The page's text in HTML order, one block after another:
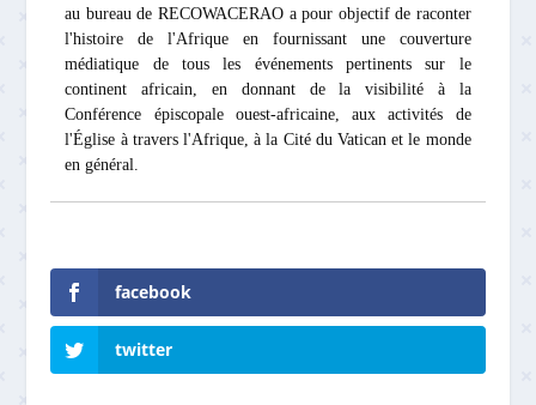
au bureau de RECOWACERAO a pour objectif de raconter
l'histoire de l'Afrique en fournissant une couverture
médiatique de tous les événements pertinents sur le
continent africain, en donnant de la visibilité à la
Conférence épiscopale ouest-africaine, aux activités de
l'Église à travers l'Afrique, à la Cité du Vatican et le monde
en général.
facebook
twitter